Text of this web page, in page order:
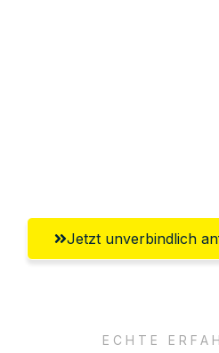
Jetzt unverbindlich
ECHTE